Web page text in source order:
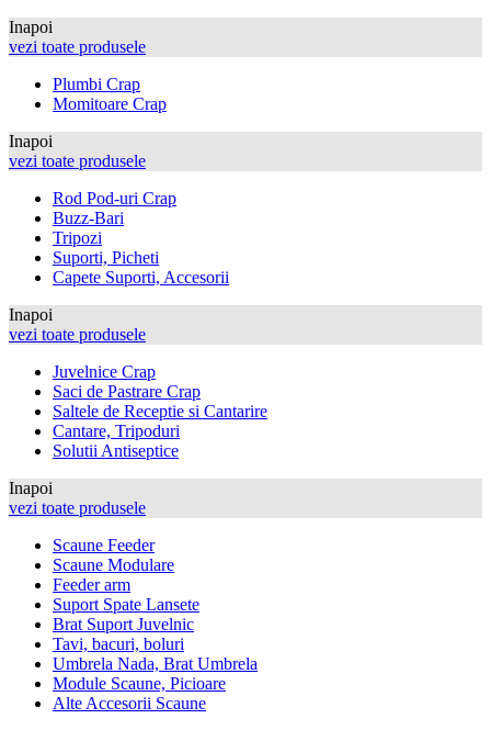
Inapoi
vezi toate produsele
Plumbi Crap
Momitoare Crap
Inapoi
vezi toate produsele
Rod Pod-uri Crap
Buzz-Bari
Tripozi
Suporti, Picheti
Capete Suporti, Accesorii
Inapoi
vezi toate produsele
Juvelnice Crap
Saci de Pastrare Crap
Saltele de Receptie si Cantarire
Cantare, Tripoduri
Solutii Antiseptice
Inapoi
vezi toate produsele
Scaune Feeder
Scaune Modulare
Feeder arm
Suport Spate Lansete
Brat Suport Juvelnic
Tavi, bacuri, boluri
Umbrela Nada, Brat Umbrela
Module Scaune, Picioare
Alte Accesorii Scaune